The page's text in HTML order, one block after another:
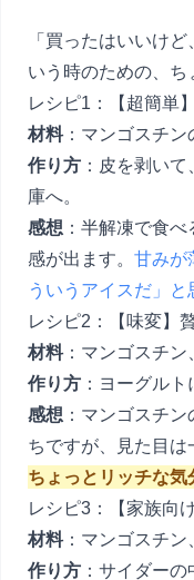
「買ったはいいけ
いう時のための、ち
レシピ1：【超簡単
材料：マンゴスチン
作り方 ：皮を剥い
庫へ。
感想 ：半解凍で食
感が出ます。 甘みが
ういうアイスだ」と
レシピ2：【味変】
材料：マンゴスチン
作り方 ：ヨーグルト
感想 ：マンゴスチ
ちですが、見た目は
ちょっとリッチな気
レシピ3：【家族向
材料：マンゴスチン
作り方 ：サイダー